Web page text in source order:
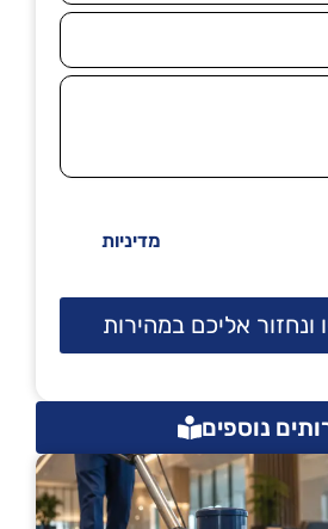
מדיניות
ונחזור אליכם במהירות
נוספים